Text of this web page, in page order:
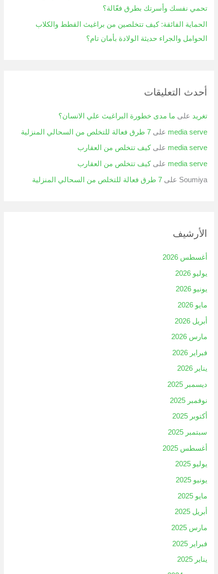
تحمي نفسك وأسرتك بطرق فعّالة؟
الحماية الفائقة: كيف تتخلصين من براغيث القطط والكلاب
الحوامل والجراء حديثة الولادة بأمان تام؟
أحدث التعليقات
تغريد على ما مدى خطورة البراغيث علي الانسان؟
media serve على7 طرق فعالة للتخلص من السحالي المنزلية
media serve علىكيف تتخلص من العقارب
media serve علىكيف تتخلص من العقارب
Soumiya على7 طرق فعالة للتخلص من السحالي المنزلية
الأرشيف
أغسطس 2026
يوليو 2026
يونيو 2026
مايو 2026
أبريل 2026
مارس 2026
فبراير 2026
يناير 2026
ديسمبر 2025
نوفمبر 2025
أكتوبر 2025
سبتمبر 2025
أغسطس 2025
يوليو 2025
يونيو 2025
مايو 2025
أبريل 2025
مارس 2025
فبراير 2025
يناير 2025